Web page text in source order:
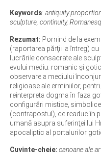
Keywords: antiquity
sculpture, continuity,
Rezumat: Pornind de la
(raportarea părţii la întreg)
lucrările consacrate ale
evului mediu: romanic şi
observare a mediului
religioase ale erminiilor,
reinterpreta dogma în faza
configurări mistice,
(contrapostul), ce readuc în
umană asupra suferinţei lui
apocaliptic al portalurilor
Cuvinte-cheie: canoane ale